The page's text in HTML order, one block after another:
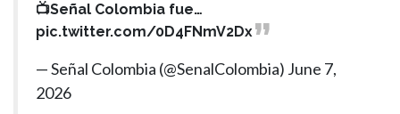
📺Señal Colombia fue…
pic.twitter.com/0D4FNmV2Dx
— Señal Colombia (@SenalColombia) June 7,
2026